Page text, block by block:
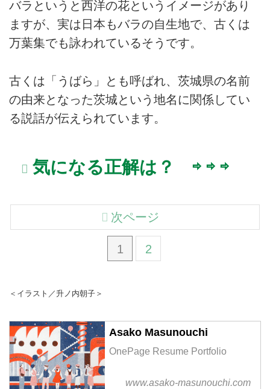
バラというと西洋の花というイメージがあり
ますが、実は日本もバラの自生地で、古くは
万葉集でも詠われているそうです。
古くは「うばら」とも呼ばれ、茨城県の名前
の由来となった茨城という地名に関係してい
る説話が伝えられています。
気になる正解は？ ⇨ ⇨ ⇨
1 2
次ページ
＜イラスト／升ノ内朝子＞
Asako Masunouchi
OnePage Resume Portfolio
www.asako-masunouchi.com